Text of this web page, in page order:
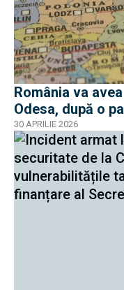
România va
Odesa, după o
30 APRILIE 2026